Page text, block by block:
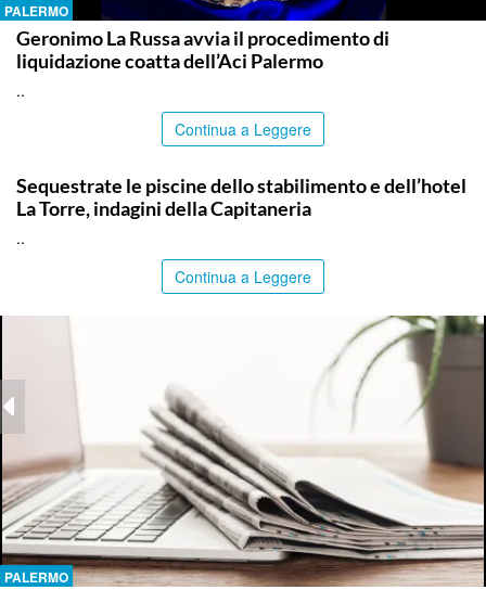
PALERMO
Geronimo La Russa avvia il procedimento di
liquidazione coatta dell’Aci Palermo
..
Continua a Leggere
Sequestrate le piscine dello stabilimento e dell’hotel
La Torre, indagini della Capitaneria
..
Continua a Leggere
PALERMO